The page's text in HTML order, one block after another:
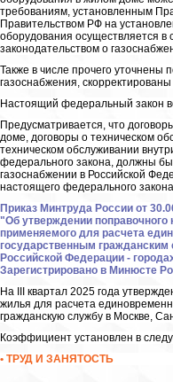
требованиям, установленным
Правительством РФ на
оборудования осуществляется
законодательством о
Также в числе прочего
газоснабжения,
Настоящий федеральный закон
Предусматривается, что
доме, договоры о техническом
техническом обслуживании
федерального закона, должны
газоснабжении в Российской
настоящего федерального
Приказ Минтруда России от
"Об утверждении
применяемого для расчета
государственным
Российской Федерации -
Зарегистрировано в Минюсте
На III квартал 2025 года
жилья для расчета
гражданскую службу в Москве,
Коэффициент установлен в
• ТРУД И ЗАНЯТОСТЬ